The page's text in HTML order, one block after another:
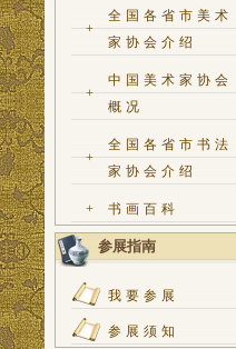
+
全国各省市美术
家协会介绍
+
中国美术家协会
概况
+
全国各省市书法
家协会介绍
+ 书画百科
参展指南
我要参展
参展须知